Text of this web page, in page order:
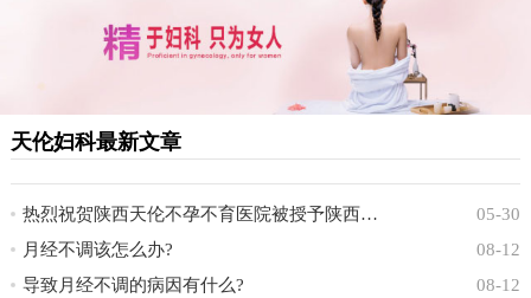
天伦妇科最新文章
05-30
热烈祝贺陕西天伦不孕不育医院被授予陕西省中
08-12
月经不调该怎么办?
08-12
导致月经不调的病因有什么?